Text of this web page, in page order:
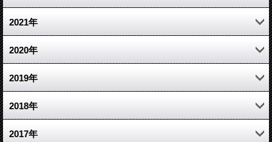
1月 (1)
7月 (1)
3月 (2)
1月 (1)
12月 (2)
2021年
10月 (1)
6月 (1)
2月 (2)
2020年
10月 (1)
3月 (1)
2月 (1)
2019年
12月 (1)
4月 (1)
2018年
5月 (1)
2017年